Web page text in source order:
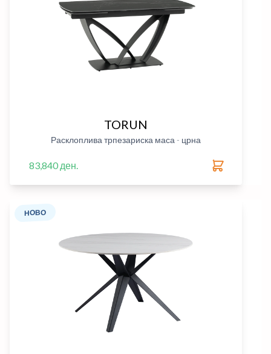
TORUN
Расклоплива трпезариска маса - црна
83,840 ден.
НОВО